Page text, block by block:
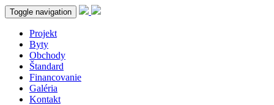
Toggle navigation
Projekt
Byty
Obchody
Štandard
Financovanie
Galéria
Kontakt